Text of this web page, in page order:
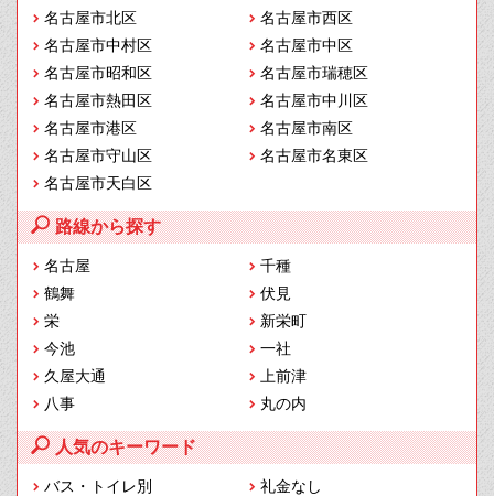
名古屋市北区
名古屋市西区
名古屋市中村区
名古屋市中区
名古屋市昭和区
名古屋市瑞穂区
名古屋市熱田区
名古屋市中川区
名古屋市港区
名古屋市南区
名古屋市守山区
名古屋市名東区
名古屋市天白区
路線から探す
名古屋
千種
鶴舞
伏見
栄
新栄町
今池
一社
久屋大通
上前津
八事
丸の内
人気のキーワード
バス・トイレ別
礼金なし